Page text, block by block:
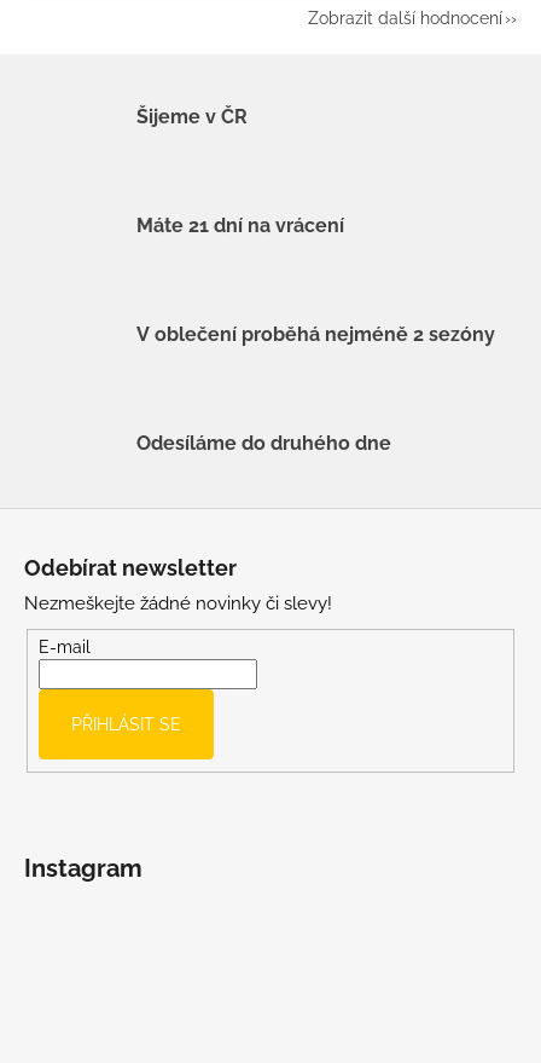
Zobrazit další hodnocení
Šijeme v ČR
Máte 21 dní na vrácení
V oblečení proběhá nejméně 2 sezóny
Odesíláme do druhého dne
Odebírat newsletter
Nezmeškejte žádné novinky či slevy!
E-mail
PŘIHLÁSIT SE
Instagram